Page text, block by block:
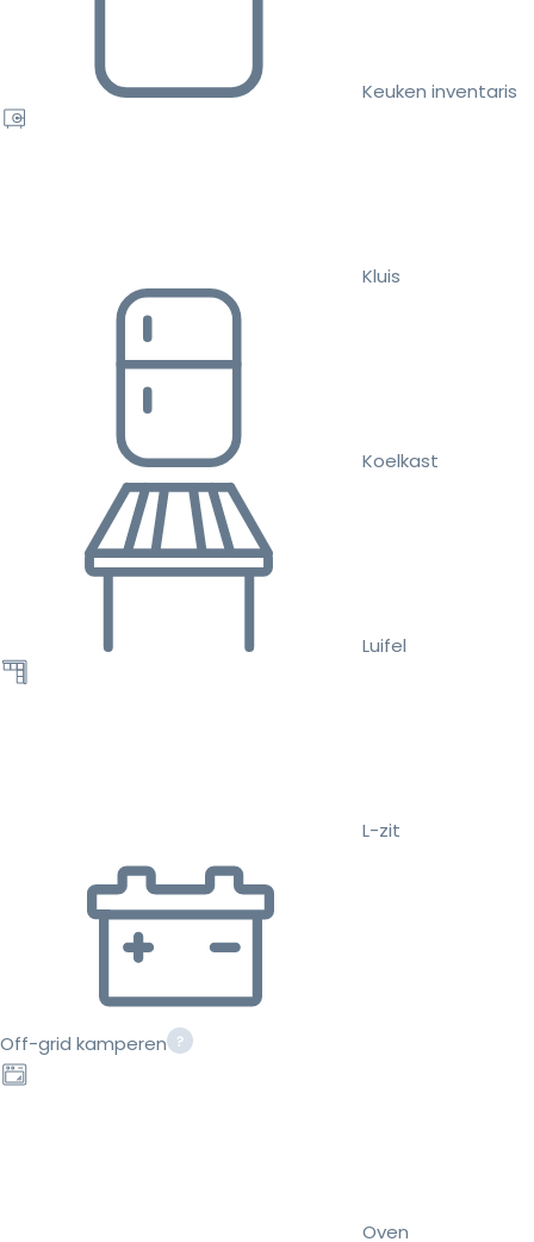
Keuken inventaris
Kluis
Koelkast
Luifel
L-zit
Off-grid kamperen
Oven